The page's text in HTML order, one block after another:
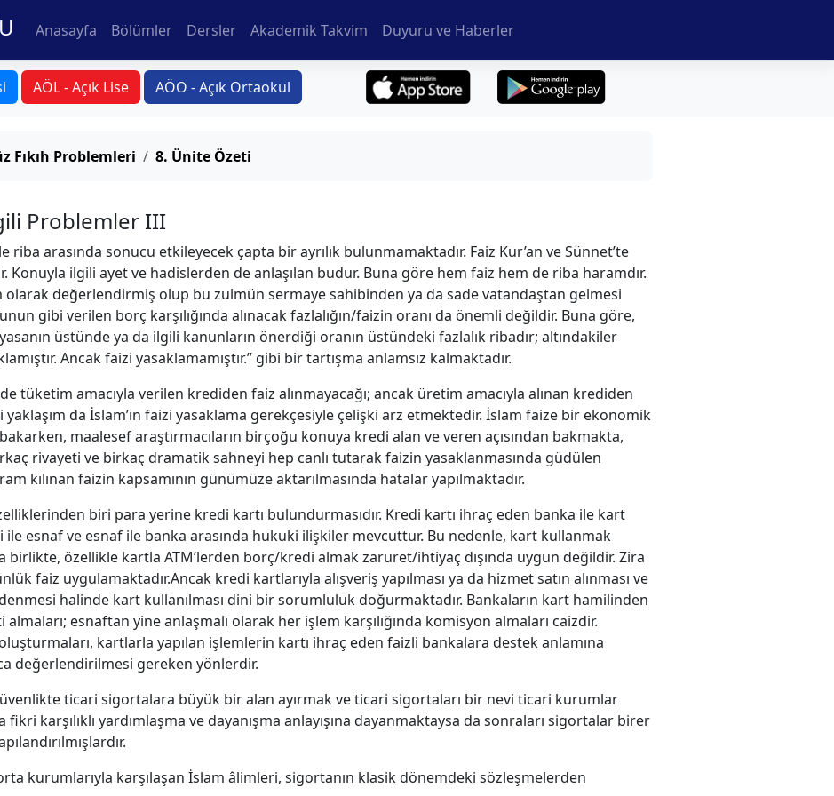
Anasayfa Bölümler Dersler Akademik Takvim Duyuru ve Haberler
AÖL - Açık Lise AÖO - Açık Ortaokul
Fıkıh Problemleri 8. Ünite Özeti
Problemler III
riba arasında sonucu etkileyecek çapta bir ayrılık bulunmamaktadır. Faiz Kur’an ve Sünnet’te
Konuyla ilgili ayet ve hadislerden de anlaşılan budur. Buna göre hem faiz hem de riba haramdır.
olarak değerlendirmiş olup bu zulmün sermaye sahibinden ya da sade vatandaştan gelmesi
gibi verilen borç karşılığında alınacak fazlalığın/faizin oranı da önemli değildir. Buna göre,
üstünde ya da ilgili kanunların önerdiği oranın üstündeki fazlalık ribadır; altındakiler
Ancak faizi yasaklamamıştır.” gibi bir tartışma anlamsız kalmaktadır.
tüketim amacıyla verilen krediden faiz alınmayacağı; ancak üretim amacıyla alınan krediden
da İslam’ın faizi yasaklama gerekçesiyle çelişki arz etmektedir. İslam faize bir ekonomik
maalesef araştırmacıların birçoğu konuya kredi alan ve veren açısından bakmakta,
rivayeti ve birkaç dramatik sahneyi hep canlı tutarak faizin yasaklanmasında güdülen
kılınan faizin kapsamının günümüze aktarılmasında hatalar yapılmaktadır.
biri para yerine kredi kartı bulundurmasıdır. Kredi kartı ihraç eden banka ile kart
ile esnaf ve esnaf ile banka arasında hukuki ilişkiler mevcuttur. Bu nedenle, kart kullanmak
birlikte, özellikle kartla ATM’lerden borç/kredi almak zaruret/ihtiyaç dışında uygun değildir. Zira
faiz uygulamaktadır.Ancak kredi kartlarıyla alışveriş yapılması ya da hizmet satın alınması ve
halinde kart kullanılması dini bir sorumluluk doğurmaktadır. Bankaların kart hamilinden
esnaftan yine anlaşmalı olarak her işlem karşılığında komisyon almaları caizdir.
oluşturmaları, kartlarla yapılan işlemlerin kartı ihraç eden faizli bankalara destek anlamına
değerlendirilmesi gereken yönlerdir.
ticari sigortalara büyük bir alan ayırmak ve ticari sigortaları bir nevi ticari kurumlar
karşılıklı yardımlaşma ve dayanışma anlayışına dayanmaktaysa da sonraları sigortalar birer
kurumlarıyla karşılaşan İslam âlimleri, sigortanın klasik dönemdeki sözleşmelerden